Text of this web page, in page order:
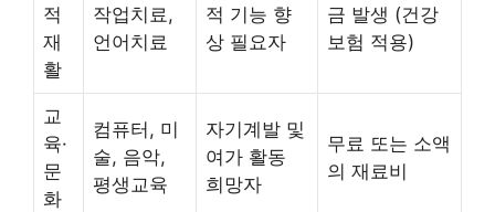
적
재
활
작업치료,
언어치료
적 기능 향
상 필요자
금 발생 (건강
보험 적용)
교
육·
문
화
컴퓨터, 미
술, 음악,
평생교육
자기계발 및
여가 활동
희망자
무료 또는 소액
의 재료비